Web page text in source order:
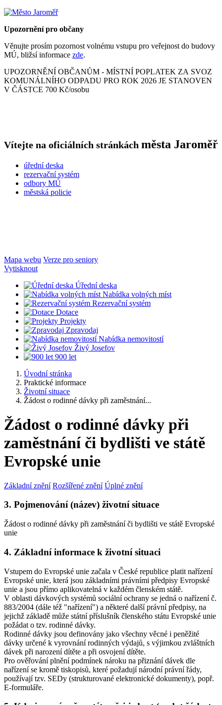
Upozornění pro občany
Věnujte prosím pozornost volnému vstupu pro veřejnost do budovy
MÚ, bližsí informace zde.
UPOZORNĚNÍ OBČANŮM - MÍSTNÍ POPLATEK ZA SVOZ
KOMUNÁLNÍHO ODPADU PRO ROK 2026 JE STANOVEN
V ČÁSTCE 700 Kč/osobu
Vítejte na oficiálních stránkách města Jaroměř
úřední deska
rezervační systém
odbory MÚ
městská policie
Mapa webu Verze pro seniory
Vytisknout
Úřední deska
Nabídka volných míst
Rezervační systém
Dotace
Projekty
Zpravodaj
Nabídka nemovitostí
Živý Josefov
900 let
Úvodní stránka
Praktické informace
Životní situace
Žádost o rodinné dávky při zaměstnání...
Žádost o rodinné dávky při
zaměstnání či bydlišti ve státě
Evropské unie
Základní znění Rozšířené znění Úplné znění
3. Pojmenování (název) životní situace
Žádost o rodinné dávky při zaměstnání či bydlišti ve státě Evropské
unie
4. Základní informace k životní situaci
Vstupem do Evropské unie začala v České republice platit nařízení
Evropské unie, která jsou základními právními předpisy Evropské
unie a jsou přímo aplikovatelná v každém členském státě.
V oblasti dávkových systémů sociální ochrany se jedná o nařízení č.
883/2004 (dále též "nařízení") a některé další právní předpisy, na
jejichž základě může státní příslušník členského státu Evropské unie
požádat o tzv. rodinné dávky.
Rodinné dávky jsou definovány jako všechny věcné i peněžité
dávky určené k vyrovnání rodinných výdajů, s výjimkou zvláštních
dávek při narození dítěte a při osvojení dítěte.
Pro ověřování plnění podmínek nároku na přiznání dávek dle
nařízení se kromě tiskopisů, které požadují národní právní řády,
používají tzv. SEDy (strukturované elektronické dokumenty), popř.
E-formuláře.